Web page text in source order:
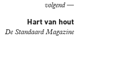
volgend —
Hart van hout
De Standaard Magazine